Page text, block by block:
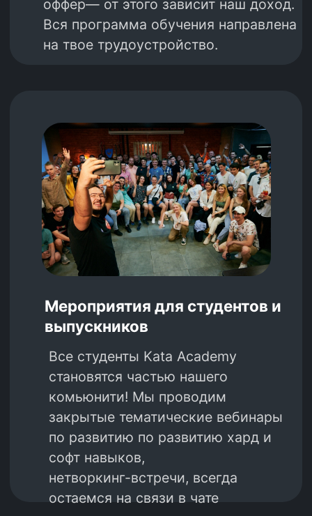
на основании поручения Министерства
цифрового развития, связи и массовых
коммуникаций Российской Федерации
от 28.02.2025 по протоколу заседания
экспертного совета от 14.02.2025 №96пр